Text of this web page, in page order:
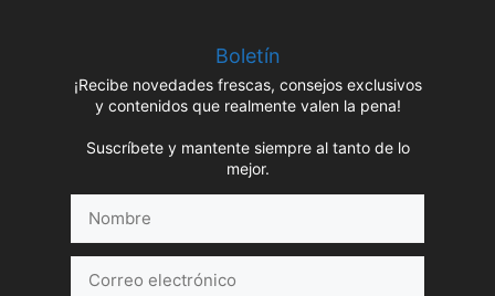
Boletín
¡Recibe novedades frescas, consejos exclusivos
y contenidos que realmente valen la pena!
Suscríbete y mantente siempre al tanto de lo
mejor.
electrónico